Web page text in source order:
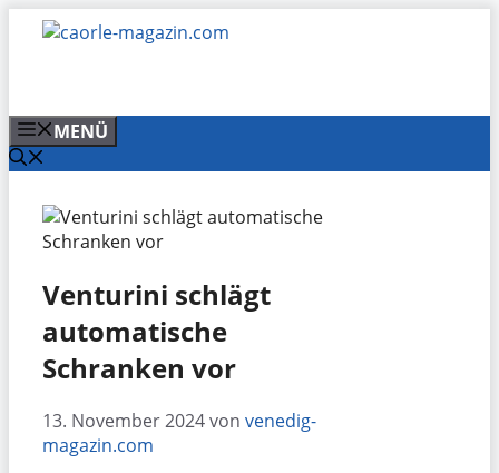
Zum
Inhalt
MENÜ
Venturini schlägt
automatische
Schranken vor
13. November 2024von venedig-
magazin.com